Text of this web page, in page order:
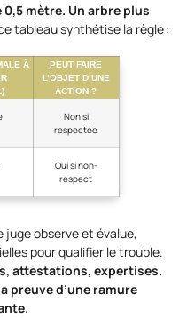
0,5 mètre. Un arbre plus
tableau synthétise la règle :
À
PEUT FAIRE
L’OBJET D’UNE
ACTION ?
Non si
respectée
Oui si non-
respect
juge observe et évalue,
pour qualifier le trouble.
attestations, expertises.
preuve d’une ramure